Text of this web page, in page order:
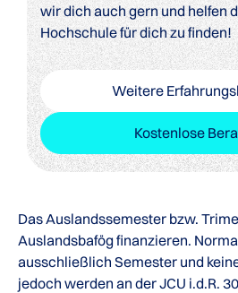
wir dich auch gern und helfen
Hochschule für dich zu finden!
Weitere
Kostenlose
Das Auslandssemester bzw.
Auslandsbafög finanzieren.
ausschließlich Semester und
jedoch werden an der JCU i.d.R.